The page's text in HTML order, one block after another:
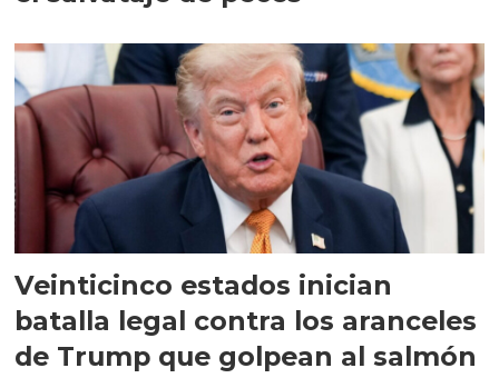
Veinticinco estados inician
batalla legal contra los aranceles
de Trump que golpean al salmón